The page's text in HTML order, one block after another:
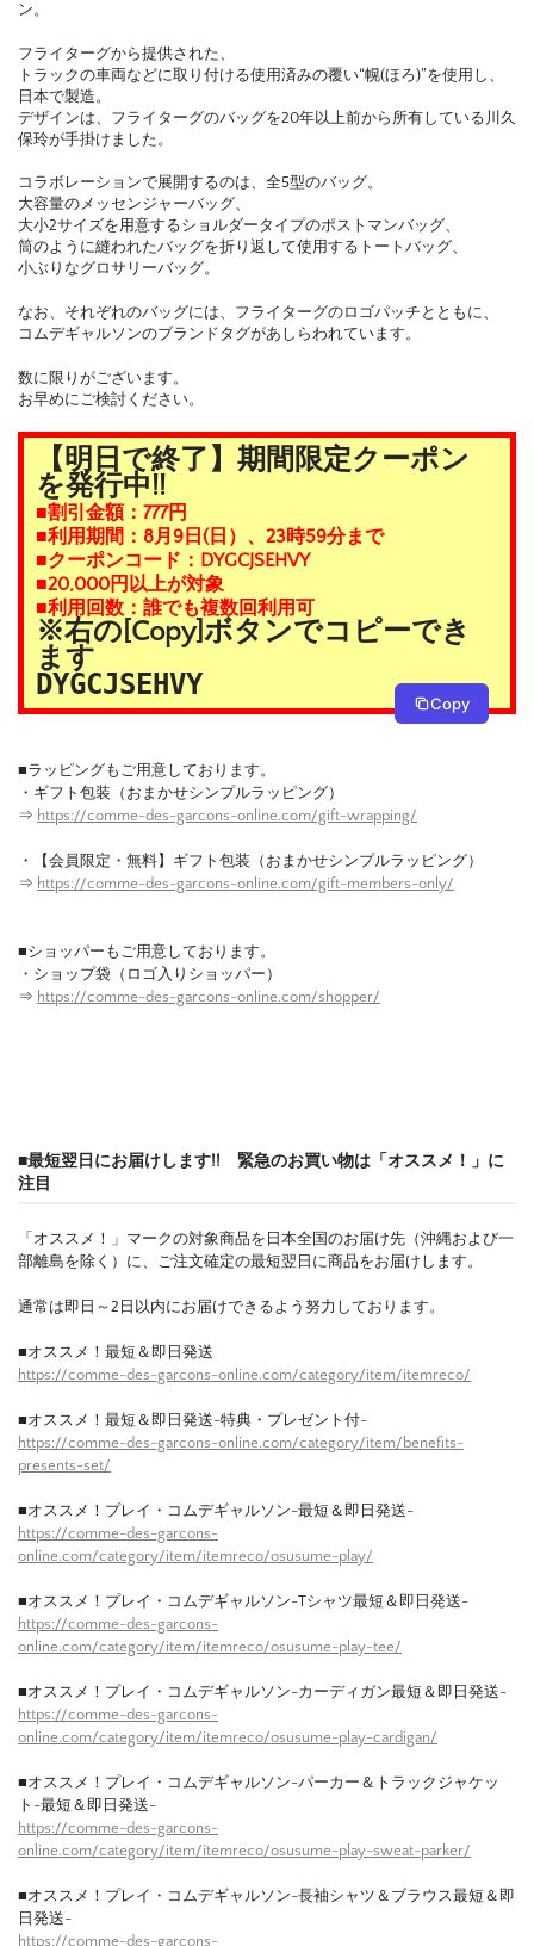
ン。
フライターグから提供された、
トラックの車両などに取り付ける使用済みの覆い“幌(ほろ)”を使用し、
日本で製造。
デザインは、フライターグのバッグを20年以上前から所有している川久
保玲が手掛けました。
コラボレーションで展開するのは、全5型のバッグ。
大容量のメッセンジャーバッグ、
大小2サイズを用意するショルダータイプのポストマンバッグ、
筒のように縫われたバッグを折り返して使用するトートバッグ、
小ぶりなグロサリーバッグ。
なお、それぞれのバッグには、フライターグのロゴパッチとともに、
コムデギャルソンのブランドタグがあしらわれています。
数に限りがございます。
お早めにご検討ください。
【明日で終了】期間限定クーポン
を発行中!!
■割引金額：777円
■利用期間：8月9日(日）、23時59分まで
■クーポンコード：DYGCJSEHVY
■20,000円以上が対象
■利用回数：誰でも複数回利用可
※右の[Copy]ボタンでコピーでき
ます
DYGCJSEHVY
Copy
■ラッピングもご用意しております。
・ギフト包装（おまかせシンプルラッピング）
⇒ https://comme-des-garcons-online.com/gift-wrapping/
・【会員限定・無料】ギフト包装（おまかせシンプルラッピング）
⇒ https://comme-des-garcons-online.com/gift-members-only/
■ショッパーもご用意しております。
・ショップ袋（ロゴ入りショッパー）
⇒ https://comme-des-garcons-online.com/shopper/
■最短翌日にお届けします!! 緊急のお買い物は「オススメ！」に
注目
「オススメ！」マークの対象商品を日本全国のお届け先（沖縄および一
部離島を除く）に、ご注文確定の最短翌日に商品をお届けします。
通常は即日～2日以内にお届けできるよう努力しております。
■オススメ！最短＆即日発送
https://comme-des-garcons-online.com/category/item/itemreco/
■オススメ！最短＆即日発送-特典・プレゼント付-
https://comme-des-garcons-online.com/category/item/benefits-
presents-set/
■オススメ！プレイ・コムデギャルソン-最短＆即日発送-
https://comme-des-garcons-
online.com/category/item/itemreco/osusume-play/
■オススメ！プレイ・コムデギャルソン-Tシャツ最短＆即日発送-
https://comme-des-garcons-
online.com/category/item/itemreco/osusume-play-tee/
■オススメ！プレイ・コムデギャルソン-カーディガン最短＆即日発送-
https://comme-des-garcons-
online.com/category/item/itemreco/osusume-play-cardigan/
■オススメ！プレイ・コムデギャルソン-パーカー＆トラックジャケッ
ト-最短＆即日発送-
https://comme-des-garcons-
online.com/category/item/itemreco/osusume-play-sweat-parker/
■オススメ！プレイ・コムデギャルソン-長袖シャツ＆ブラウス最短＆即
日発送-
https://comme-des-garcons-